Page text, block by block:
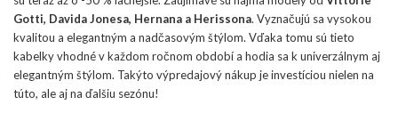
Gotti, Davida Jonesa, Hernana a Herissona. Vyznačujú sa vysokou
kvalitou a elegantným a nadčasovým štýlom. Vďaka tomu sú tieto
kabelky vhodné v každom ročnom období a hodia sa k univerzálnym aj
elegantným štýlom. Takýto výpredajový nákup je investíciou nielen na
túto, ale aj na ďalšiu sezónu!